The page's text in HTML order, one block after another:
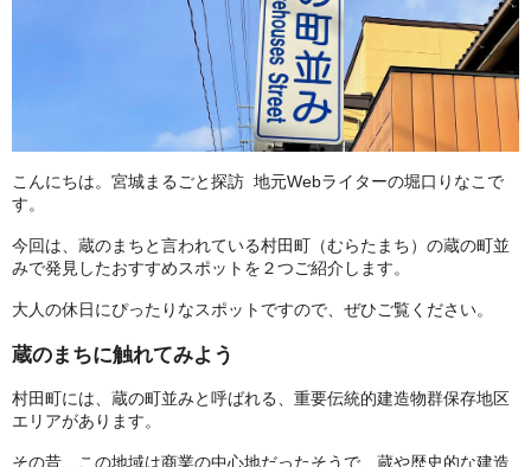
こんにちは。宮城まるごと探訪 地元Webライターの堀口りなこで
す。
今回は、蔵のまちと言われている村田町（むらたまち）の蔵の町並
みで発見したおすすめスポットを２つご紹介します。
大人の休日にぴったりなスポットですので、ぜひご覧ください。
蔵のまちに触れてみよう
村田町には、蔵の町並みと呼ばれる、重要伝統的建造物群保存地区
エリアがあります。
その昔、この地域は商業の中心地だったそうで、蔵や歴史的な建造